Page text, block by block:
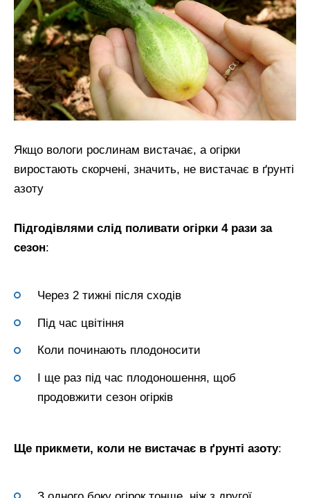
Якщо вологи рослинам вистачає, а огірки
виростають скорчені, значить, не вистачає в ґрунті
азоту
Підгодівлями слід поливати огірки 4 рази за
сезон:
Через 2 тижні після сходів
Під час цвітіння
Коли починають плодоносити
І ще раз під час плодоношення, щоб
продовжити сезон огірків
Ще прикмети, коли не вистачає в ґрунті азоту: